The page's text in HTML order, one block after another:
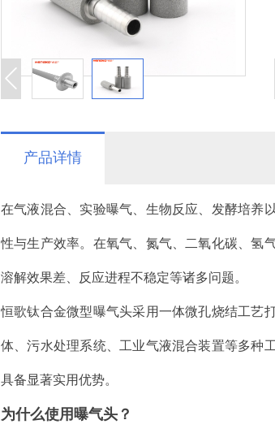
产品详情
在气液混合、实验曝气、生物反应、发酵培养
性与生产效率。在氧气、氮气、二氧化碳、氢
溶解效果差、反应进程不稳定等诸多问题。
恒歌钛合金微型曝气头采用一体微孔烧结工艺
体、污水处理系统、工业气液混合装置等多种
具备显著实用优势。
为什么使用曝气头？